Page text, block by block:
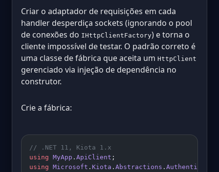
Criar o adaptador de requisições em cada
handler desperdiça sockets (ignorando o pool
de conexões do IHttpClientFactory) e torna o
cliente impossível de testar. O padrão correto é
uma classe de fábrica que aceita um HttpClient
gerenciado via injeção de dependência no
construtor.
Crie a fábrica:
// .NET 11, Kiota 1.x
using MyApp . ApiClient ;
using Microsoft . Kiota . Abstractions .